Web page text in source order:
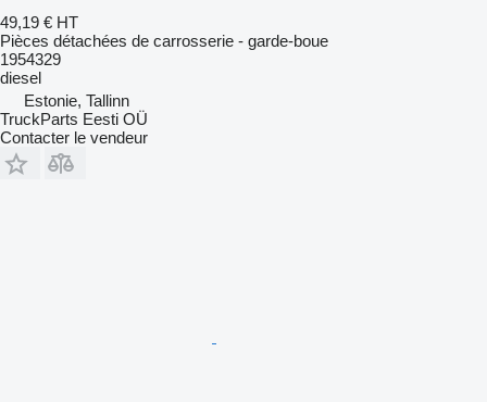
49,19 € HT
Pièces détachées de carrosserie - garde-boue
1954329
diesel
Estonie, Tallinn
TruckParts Eesti OÜ
Contacter le vendeur